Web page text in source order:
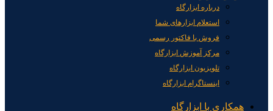
درباره ابزارگاه
استعلام ابزارهای شما
فروش با فاکتور رسمی
مرکز آموزش ابزارگاه
تلویزیون ابزارگاه
اینستاگرام ابزارگاه
همکاری با ابزارگاه